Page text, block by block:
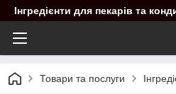
Інгредієнти для пекарів та
Товари та послуги